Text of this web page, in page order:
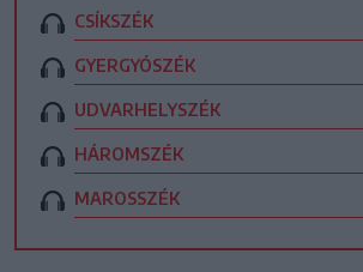
CSÍKSZÉK
GYERGYÓSZÉK
UDVARHELYSZÉK
HÁROMSZÉK
MAROSSZÉK